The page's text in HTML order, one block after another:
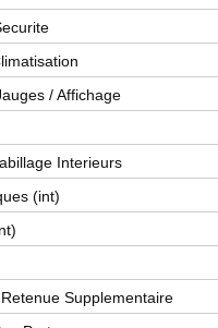
/ Affichage
Interieurs
(int)
Supplementaire